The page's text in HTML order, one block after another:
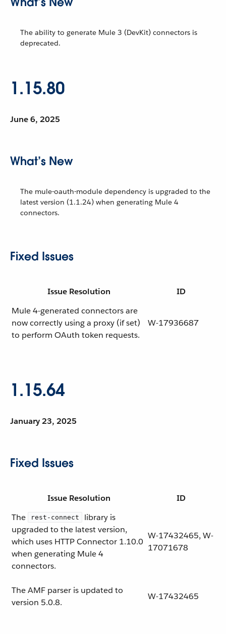
The ability to generate Mule 3 (DevKit) connectors is
deprecated.
1.15.80
June 6, 2025
What’s New
The mule-oauth-module dependency is upgraded to the
latest version (1.1.24) when generating Mule 4
connectors.
Fixed Issues
Issue Resolution
ID
Mule 4-generated connectors are
now correctly using a proxy (if set)
to perform OAuth token requests.
W-17936687
1.15.64
January 23, 2025
Fixed Issues
Issue Resolution
ID
The
rest-connect
library is
upgraded to the latest version,
which uses HTTP Connector 1.10.0
when generating Mule 4
connectors.
W-17432465, W-
17071678
The AMF parser is updated to
version 5.0.8.
W-17432465